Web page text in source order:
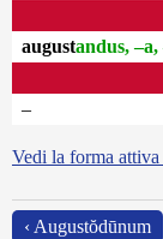
augustandus,
–
Vedi la forma
‹ Augustŏdūnum